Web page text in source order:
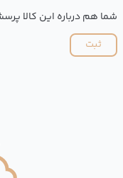
شما هم درباره این کالا
ثبت